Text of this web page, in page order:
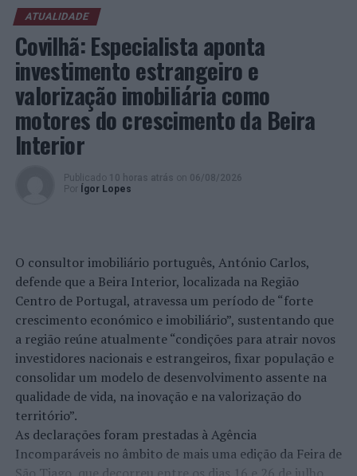
ATUALIDADE
Covilhã: Especialista aponta
investimento estrangeiro e
valorização imobiliária como
motores do crescimento da Beira
Interior
Publicado 10 horas atrás on 06/08/2026
Por
Ígor Lopes
O consultor imobiliário português, António Carlos,
defende que a Beira Interior, localizada na Região
Centro de Portugal, atravessa um período de “forte
crescimento económico e imobiliário”, sustentando que
a região reúne atualmente “condições para atrair novos
investidores nacionais e estrangeiros, fixar população e
consolidar um modelo de desenvolvimento assente na
qualidade de vida, na inovação e na valorização do
território”.
As declarações foram prestadas à Agência
Incomparáveis no âmbito de mais uma edição da Feira de